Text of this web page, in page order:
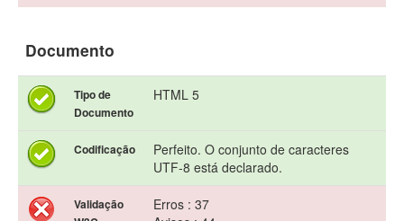
Documento
Tipo de
Documento
HTML 5
Codificação
Perfeito. O conjunto de caracteres
UTF-8 está declarado.
Validação
Erros : 37